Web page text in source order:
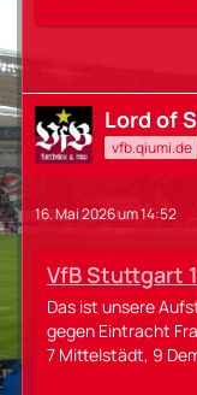
Lord of
vfb.qiumi.de
16. Mai 2026 um 14:52
VfB Stuttgart
Das ist unsere
gegen Eintracht
7 Mittelstädt, 9